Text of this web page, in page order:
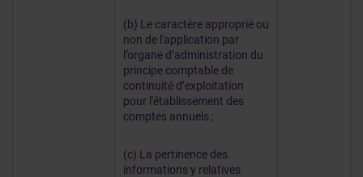
(b) Le caractère approprié ou
non de l'application par
l’organe d’administration du
principe comptable de
continuité d’exploitation
pour l'établissement des
comptes annuels ;
(c) La pertinence des
informations y relatives